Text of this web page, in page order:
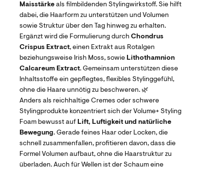
Maisstärke als filmbildenden Stylingwirkstoff. Sie hilft
dabei, die Haarform zu unterstützen und Volumen
sowie Struktur über den Tag hinweg zu erhalten.
Ergänzt wird die Formulierung durch Chondrus
Crispus Extract, einen Extrakt aus Rotalgen
beziehungsweise Irish Moss, sowie Lithothamnion
Calcareum Extract. Gemeinsam unterstützen diese
Inhaltsstoffe ein gepflegtes, flexibles Stylinggefühl,
ohne die Haare unnötig zu beschweren. 🌿
Anders als reichhaltige Cremes oder schwere
Stylingprodukte konzentriert sich der Volume+ Styling
Foam bewusst auf Lift, Luftigkeit und natürliche
Bewegung. Gerade feines Haar oder Locken, die
schnell zusammenfallen, profitieren davon, dass die
Formel Volumen aufbaut, ohne die Haarstruktur zu
überladen. Auch für Wellen ist der Schaum eine